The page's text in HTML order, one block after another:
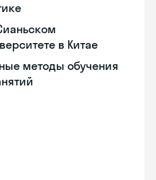
в Китае
методы обучения